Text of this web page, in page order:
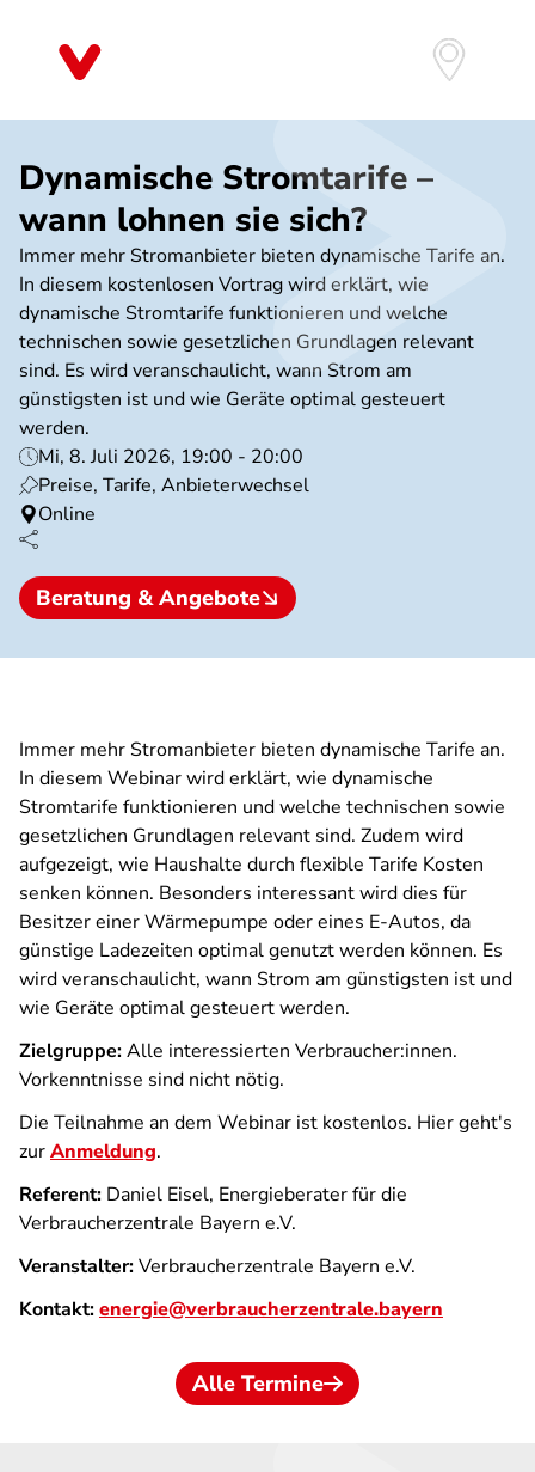
Dynamische Stromtarife –
wann lohnen sie sich?
Immer mehr Stromanbieter bieten dynamische Tarife an.
In diesem kostenlosen Vortrag wird erklärt, wie
dynamische Stromtarife funktionieren und welche
technischen sowie gesetzlichen Grundlagen relevant
sind. Es wird veranschaulicht, wann Strom am
günstigsten ist und wie Geräte optimal gesteuert
werden.
Mi, 8. Juli 2026, 19:00 - 20:00
Preise, Tarife, Anbieterwechsel
Online
Beratung & Angebote
Immer mehr Stromanbieter bieten dynamische Tarife an.
In diesem Webinar wird erklärt, wie dynamische
Stromtarife funktionieren und welche technischen sowie
gesetzlichen Grundlagen relevant sind. Zudem wird
aufgezeigt, wie Haushalte durch flexible Tarife Kosten
senken können. Besonders interessant wird dies für
Besitzer einer Wärmepumpe oder eines E-Autos, da
günstige Ladezeiten optimal genutzt werden können. Es
wird veranschaulicht, wann Strom am günstigsten ist und
wie Geräte optimal gesteuert werden.
Zielgruppe:Alle interessierten Verbraucher:innen.
Vorkenntnisse sind nicht nötig.
Die Teilnahme an dem Webinar ist kostenlos. Hier geht's
zurAnmeldung.
Referent: Daniel Eisel, Energieberater für die
Verbraucherzentrale Bayern e.V.
Veranstalter:Verbraucherzentrale Bayern e.V.
Kontakt:energie@verbraucherzentrale.bayern
Alle Termine